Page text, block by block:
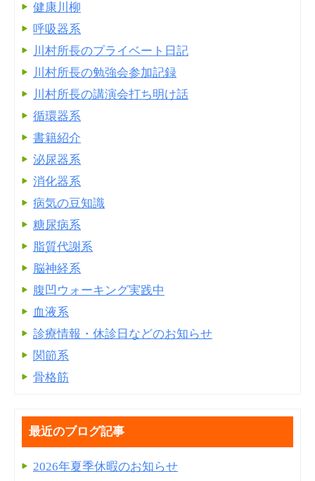
健康川柳
呼吸器系
川村所長のプライベート日記
川村所長の勉強会参加記録
川村所長の講演会打ち明け話
循環器系
書籍紹介
泌尿器系
消化器系
病気の豆知識
糖尿病系
脂質代謝系
脳神経系
腹凹ウォーキング実践中
血液系
診療情報・休診日などのお知らせ
関節系
骨格筋
最近のブログ記事
2026年夏季休暇のお知らせ